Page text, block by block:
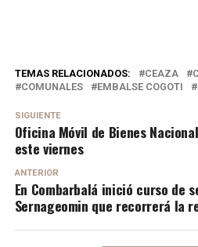
TEMAS RELACIONADOS: CEAZA
COMUNALES
EMBALSE COGOTI
SIGUIENTE
Oficina Móvil de Bienes
este viernes
ANTERIOR
En Combarbalá inició curso de
Sernageomin que recorrerá la